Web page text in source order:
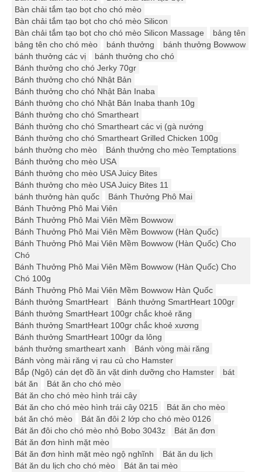
Bàn chải tắm tạo bọt cho chó mèo
Bàn chải tắm tạo bọt cho chó mèo Silicon
Bàn chải tắm tạo bọt cho chó mèo Silicon Massage
bảng tên
bảng tên cho chó mèo
bánh thưởng
bánh thưởng Bowwow
bánh thưởng các vị
bánh thưởng cho chó
Bánh thưởng cho chó Jerky 70gr
Bánh thưởng cho chó Nhật Bản
Bánh thưởng cho chó Nhật Bản Inaba
Bánh thưởng cho chó Nhật Bản Inaba thanh 10g
Bánh thưởng cho chó Smartheart
Bánh thưởng cho chó Smartheart các vị (gà nướng
Bánh thưởng cho chó Smartheart Grilled Chicken 100g
bánh thưởng cho mèo
Bánh thưởng cho mèo Temptations
Bánh thưởng cho mèo USA
Bánh thưởng cho mèo USA Juicy Bites
Bánh thưởng cho mèo USA Juicy Bites 11
bánh thưởng hàn quốc
Bánh Thưởng Phô Mai
Bánh Thưởng Phô Mai Viên
Bánh Thưởng Phô Mai Viên Mềm Bowwow
Bánh Thưởng Phô Mai Viên Mềm Bowwow (Hàn Quốc)
Bánh Thưởng Phô Mai Viên Mềm Bowwow (Hàn Quốc) Cho
Chó
Bánh Thưởng Phô Mai Viên Mềm Bowwow (Hàn Quốc) Cho
Chó 100g
Bánh Thưởng Phô Mai Viên Mềm Bowwow Hàn Quốc
Bánh thưởng SmartHeart
Bánh thưởng SmartHeart 100gr
Bánh thưởng SmartHeart 100gr chắc khoẻ răng
Bánh thưởng SmartHeart 100gr chắc khoẻ xương
Bánh thưởng SmartHeart 100gr da lông
bánh thưởng smartheart xanh
Bánh vòng mài răng
Bánh vòng mài răng vị rau củ cho Hamster
Bắp (Ngô) cán dẹt đồ ăn vặt dinh dưỡng cho Hamster
bát
bát ăn
Bát ăn cho chó mèo
Bát ăn cho chó mèo hình trái cây
Bát ăn cho chó mèo hình trái cây 0215
Bát ăn cho mèo
bát ăn chó mèo
Bát ăn đôi 2 lớp cho chó mèo 0126
Bát ăn đôi cho chó mèo nhỏ Bobo 3043z
Bát ăn đơn
Bát ăn đơn hình mặt mèo
Bát ăn đơn hình mặt mèo ngộ nghĩnh
Bát ăn du lịch
Bát ăn du lịch cho chó mèo
Bát ăn tai mèo